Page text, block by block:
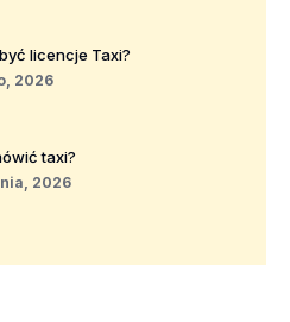
licencje Taxi?
2026
taxi?
2026